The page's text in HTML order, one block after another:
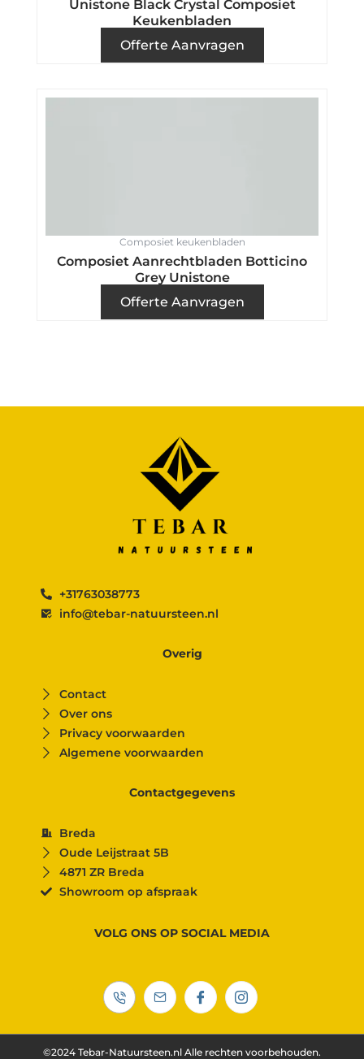
Unistone Black Crystal Composiet
Keukenbladen
Offerte Aanvragen
Composiet keukenbladen
Composiet Aanrechtbladen Botticino
Grey Unistone
Offerte Aanvragen
+31763038773
info@tebar-natuursteen.nl
Overig
Contact
Over ons
Privacy voorwaarden
Algemene voorwaarden
Contactgegevens
Breda
Oude Leijstraat 5B
4871 ZR Breda
Showroom op afspraak
VOLG ONS OP SOCIAL MEDIA
©2024 Tebar-Natuursteen.nl Alle rechten voorbehouden.